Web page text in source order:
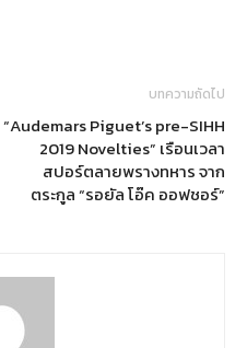
บทความถัดไป
“Audemars Piguet’s pre-SIHH
2019 Novelties” เรือนเวลา
สปอร์ตลายพรางทหาร จาก
ตระกูล “รอยัล โอ๊ค ออฟชอร์”